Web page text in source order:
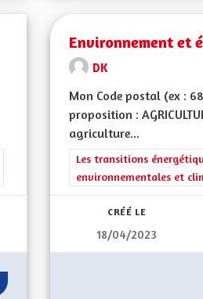
et les liens, l'implication citoyenne
VIOLENCES CONJUGALES
Environnement et
DK
Mon Code postal (ex :
proposition :
agriculture...
Filtrer les résultats de la
Les transitions
environnementales et
CRÉÉ LE
18/04/2023